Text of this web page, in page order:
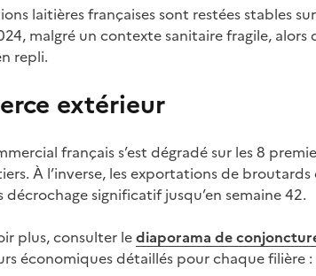
laitières françaises sont restées stables
malgré un contexte sanitaire fragile,
repli.
extérieur
français s’est dégradé sur les 8
À l’inverse, les exportations de broutards
décrochage significatif jusqu’en semaine 42.
plus, consulter lediaporama de
économiques détaillés pour chaque filière :